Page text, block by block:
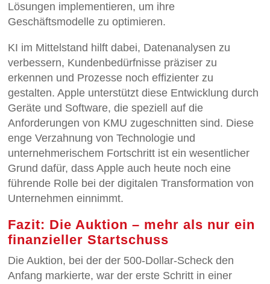
Lösungen implementieren, um ihre
Geschäftsmodelle zu optimieren.
KI im Mittelstand hilft dabei, Datenanalysen zu
verbessern, Kundenbedürfnisse präziser zu
erkennen und Prozesse noch effizienter zu
gestalten. Apple unterstützt diese Entwicklung durch
Geräte und Software, die speziell auf die
Anforderungen von KMU zugeschnitten sind. Diese
enge Verzahnung von Technologie und
unternehmerischem Fortschritt ist ein wesentlicher
Grund dafür, dass Apple auch heute noch eine
führende Rolle bei der digitalen Transformation von
Unternehmen einnimmt.
Fazit: Die Auktion – mehr als nur ein
finanzieller Startschuss
Die Auktion, bei der der 500-Dollar-Scheck den
Anfang markierte, war der erste Schritt in einer